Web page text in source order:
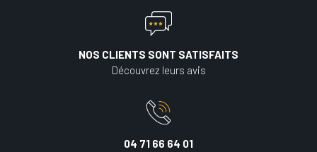
NOS CLIENTS SONT SATISFAITS
Découvrez leurs avis
04 71 66 64 01